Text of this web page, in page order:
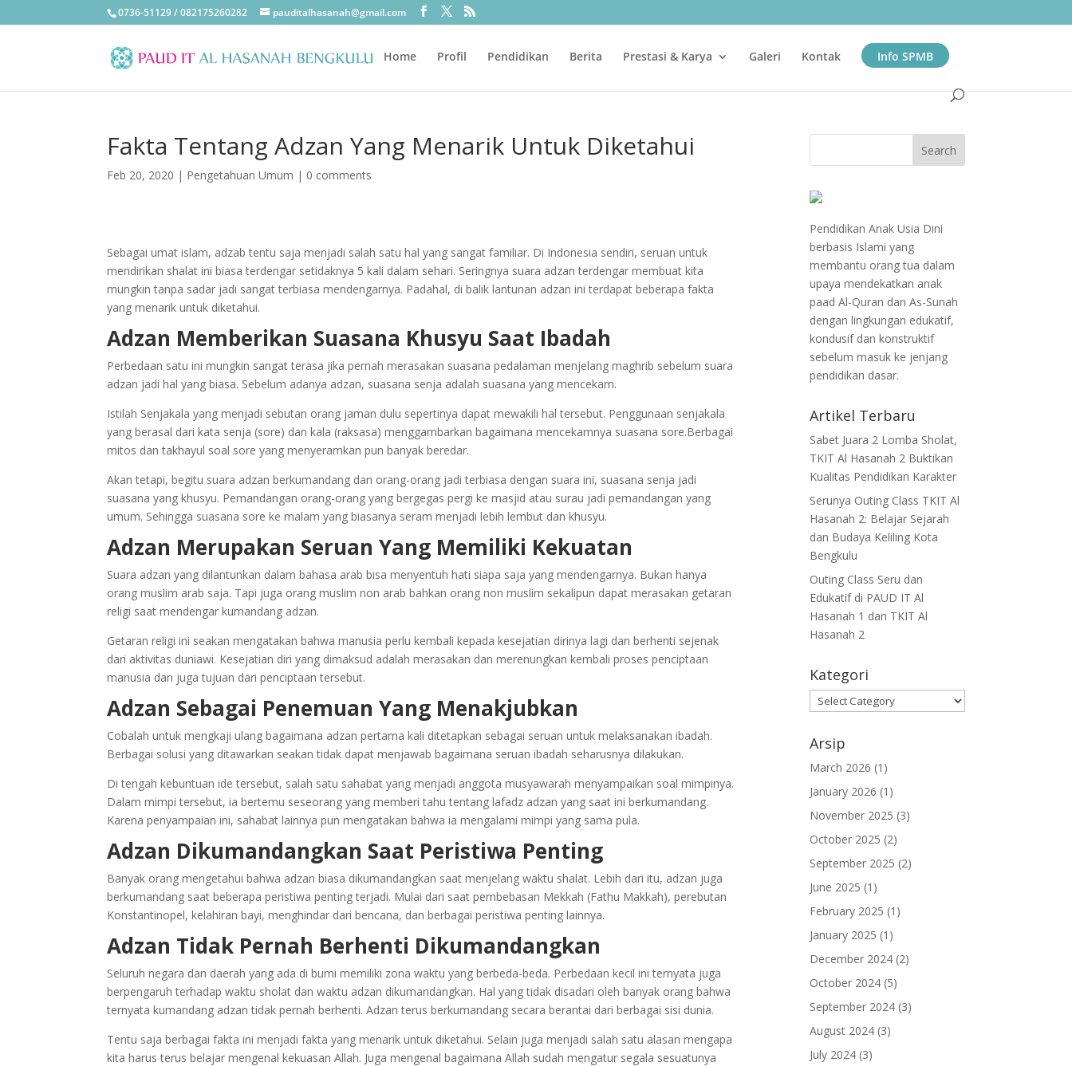
0736-51129 / 082175260282 pauditalhasanah@gmail.com
Home Profil Pendidikan Berita Prestasi & Karya Galeri Kontak Info SPMB
Fakta Tentang Adzan Yang Menarik Untuk Diketahui
Feb 20, 2020 | Pengetahuan Umum | 0 comments
Sebagai umat islam, adzab tentu saja menjadi salah satu hal yang sangat familiar. Di Indonesia sendiri, seruan untuk
mendirikan shalat ini biasa terdengar setidaknya 5 kali dalam sehari. Seringnya suara adzan terdengar membuat kita
mungkin tanpa sadar jadi sangat terbiasa mendengarnya. Padahal, di balik lantunan adzan ini terdapat beberapa fakta
yang menarik untuk diketahui.
Adzan Memberikan Suasana Khusyu Saat Ibadah
Perbedaan satu ini mungkin sangat terasa jika pernah merasakan suasana pedalaman menjelang maghrib sebelum suara
adzan jadi hal yang biasa. Sebelum adanya adzan, suasana senja adalah suasana yang mencekam.
Istilah Senjakala yang menjadi sebutan orang jaman dulu sepertinya dapat mewakili hal tersebut. Penggunaan senjakala
yang berasal dari kata senja (sore) dan kala (raksasa) menggambarkan bagaimana mencekamnya suasana sore.Berbagai
mitos dan takhayul soal sore yang menyeramkan pun banyak beredar.
Akan tetapi, begitu suara adzan berkumandang dan orang-orang jadi terbiasa dengan suara ini, suasana senja jadi
suasana yang khusyu. Pemandangan orang-orang yang bergegas pergi ke masjid atau surau jadi pemandangan yang
umum. Sehingga suasana sore ke malam yang biasanya seram menjadi lebih lembut dan khusyu.
Adzan Merupakan Seruan Yang Memiliki Kekuatan
Suara adzan yang dilantunkan dalam bahasa arab bisa menyentuh hati siapa saja yang mendengarnya. Bukan hanya
orang muslim arab saja. Tapi juga orang muslim non arab bahkan orang non muslim sekalipun dapat merasakan getaran
religi saat mendengar kumandang adzan.
Getaran religi ini seakan mengatakan bahwa manusia perlu kembali kepada kesejatian dirinya lagi dan berhenti sejenak
dari aktivitas duniawi. Kesejatian diri yang dimaksud adalah merasakan dan merenungkan kembali proses penciptaan
manusia dan juga tujuan dari penciptaan tersebut.
Adzan Sebagai Penemuan Yang Menakjubkan
Cobalah untuk mengkaji ulang bagaimana adzan pertama kali ditetapkan sebagai seruan untuk melaksanakan ibadah.
Berbagai solusi yang ditawarkan seakan tidak dapat menjawab bagaimana seruan ibadah seharusnya dilakukan.
Di tengah kebuntuan ide tersebut, salah satu sahabat yang menjadi anggota musyawarah menyampaikan soal mimpinya.
Dalam mimpi tersebut, ia bertemu seseorang yang memberi tahu tentang lafadz adzan yang saat ini berkumandang.
Karena penyampaian ini, sahabat lainnya pun mengatakan bahwa ia mengalami mimpi yang sama pula.
Adzan Dikumandangkan Saat Peristiwa Penting
Banyak orang mengetahui bahwa adzan biasa dikumandangkan saat menjelang waktu shalat. Lebih dari itu, adzan juga
berkumandang saat beberapa peristiwa penting terjadi. Mulai dari saat pembebasan Mekkah (Fathu Makkah), perebutan
Konstantinopel, kelahiran bayi, menghindar dari bencana, dan berbagai peristiwa penting lainnya.
Adzan Tidak Pernah Berhenti Dikumandangkan
Seluruh negara dan daerah yang ada di bumi memiliki zona waktu yang berbeda-beda. Perbedaan kecil ini ternyata juga
berpengaruh terhadap waktu sholat dan waktu adzan dikumandangkan. Hal yang tidak disadari oleh banyak orang bahwa
ternyata kumandang adzan tidak pernah berhenti. Adzan terus berkumandang secara berantai dari berbagai sisi dunia.
Tentu saja berbagai fakta ini menjadi fakta yang menarik untuk diketahui. Selain juga menjadi salah satu alasan mengapa
kita harus terus belajar mengenal kekuasan Allah. Juga mengenal bagaimana Allah sudah mengatur segala sesuatunya
Pendidikan Anak Usia Dini
berbasis Islami yang
membantu orang tua dalam
upaya mendekatkan anak
paad Al-Quran dan As-Sunah
dengan lingkungan edukatif,
kondusif dan konstruktif
sebelum masuk ke jenjang
pendidikan dasar.
Artikel Terbaru
Sabet Juara 2 Lomba Sholat,
TKIT Al Hasanah 2 Buktikan
Kualitas Pendidikan Karakter
Serunya Outing Class TKIT Al
Hasanah 2: Belajar Sejarah
dan Budaya Keliling Kota
Bengkulu
Outing Class Seru dan
Edukatif di PAUD IT Al
Hasanah 1 dan TKIT Al
Hasanah 2
Kategori
Arsip
March 2026 (1)
January 2026 (1)
November 2025 (3)
October 2025 (2)
September 2025 (2)
June 2025 (1)
February 2025 (1)
January 2025 (1)
December 2024 (2)
October 2024 (5)
September 2024 (3)
August 2024 (3)
July 2024 (3)